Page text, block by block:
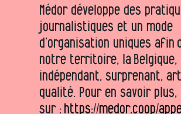
Médor développe des
journalistiques et un mode
d’organisation uniques afin
notre territoire, la Belgique,
indépendant, surprenant,
qualité. Pour en savoir
sur : https://medor.coop/